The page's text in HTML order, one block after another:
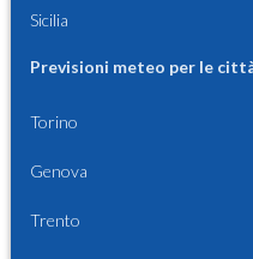
Sicilia
Previsioni meteo per le
Torino
Genova
Trento